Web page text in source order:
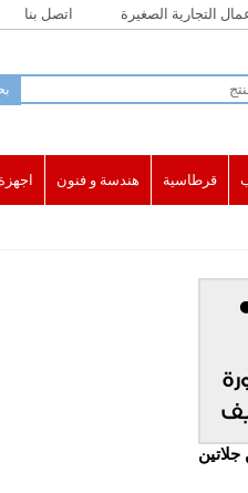
التجارية الصغيرة اتصل بنا
قرطاسية هندسة و فنون